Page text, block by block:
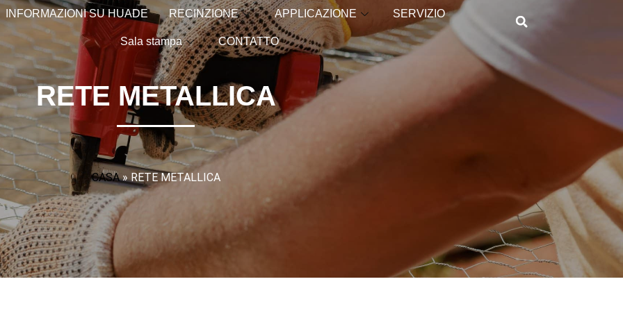
INFORMAZIONI SU HUADE RECINZIONE APPLICAZIONE SERVIZIO
Sala stampa CONTATTO
RETE METALLICA
CASA»RETE METALLICA